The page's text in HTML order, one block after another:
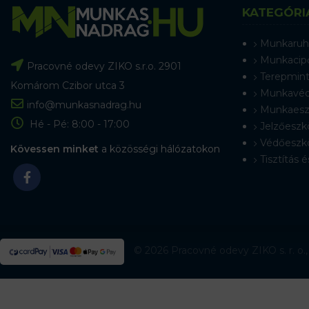
Pracovné odevy ZIKO s.r.o. 2901
Komárom Czibor utca 3
info@munkasnadrag.hu
Hé - Pé: 8:00 - 17:00
Kövessen minket a közösségi hálózatokon
Tisztítás